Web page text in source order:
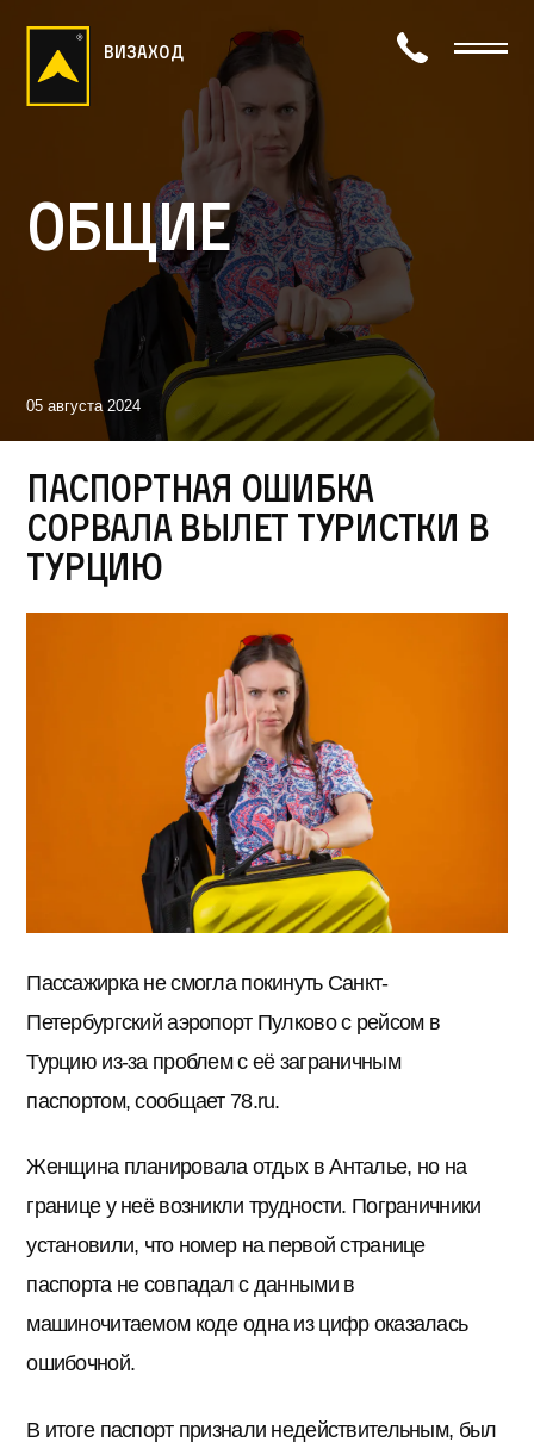
визаход
Общие
05 августа 2024
Паспортная ошибка
сорвала вылет туристки в
Турцию
Пассажирка не смогла покинуть Санкт-
Петербургский аэропорт Пулково с рейсом в
Турцию из-за проблем с её заграничным
паспортом, сообщает 78.ru.
Женщина планировала отдых в Анталье, но на
границе у неё возникли трудности. Пограничники
установили, что номер на первой странице
паспорта не совпадал с данными в
машиночитаемом коде одна из цифр оказалась
ошибочной.
В итоге паспорт признали недействительным, был